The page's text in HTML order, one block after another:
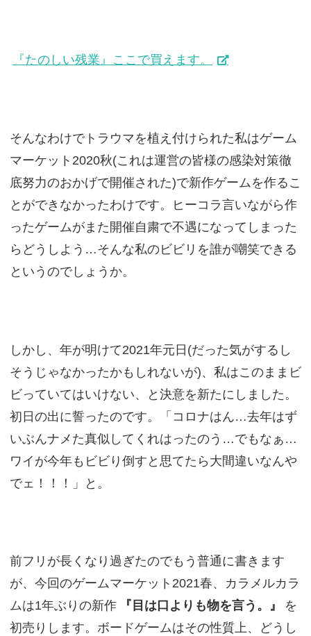
『たのしい残業』ここで買えます。
そんなわけでトラウマを植え付けられた私はゲーム
マーケット2020秋(これは運営の皆様の感染対策徹
底努力のおかげで開催された)で新作ゲームを作るこ
とができなかったわけです。ヒーコラ言いながら作
ったゲームがまた開催自粛で不遇になってしまった
らどうしよう…そんな私のビビリを誰が嘲笑できる
というのでしょうか。
しかし、年が明けて2021年元日(だった気がするし
そうじゃなかったかもしれないが)、私はこのままビ
ビっていてはいけない、と決意を新たにしました。
初日の出に誓ったのです。「コロナはん…去年はず
いぶんナメた真似してくれはったのう…でもなぁ…
ワイが今年もビビり倒すと思てたら大間違いなんや
でェ！！！」と。
前フリが長くなり過ぎたのでもう普通に書きます
が、今回のゲームマーケット2021春、カラメルカラ
ムは1年ぶりの新作
『目は口よりも物を言う。』
を
初売りします。ボードゲームはその性質上、どうし